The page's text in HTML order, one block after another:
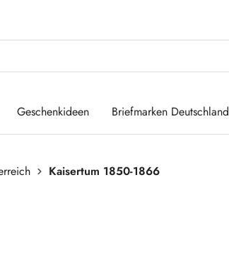
Geschenkideen Briefmarken Deutschland
Kaisertum 1850-1866